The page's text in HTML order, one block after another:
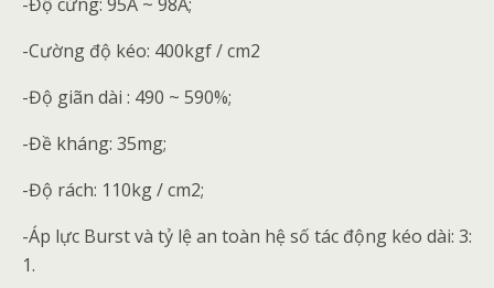
-Cường độ kéo: 400kgf / cm2
-Độ giãn dài : 490 ~ 590%;
-Đề kháng: 35mg;
-Độ rách: 110kg / cm2;
-Áp lực Burst và tỷ lệ an toàn hệ số tác động kéo dài: 3:
1.